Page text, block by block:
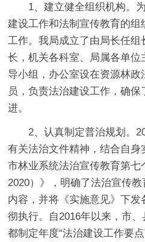
1、建立健全组织机构。
建设工作和法制宣传教育的
工作。我局成立了由局长任组
长，机关各科室、局属各单
导小组，办公室设在资源林政
员，负责法治建设工作，确
进。
2、认真制定普治规划。
有关法治文件精神，结合自身
市林业系统法治宣传教育第七
2020）》，明确了法治宣传
内容，并将《实施意见》下
彻执行。自2016年以来，市
都制定年度“法治建设工作要